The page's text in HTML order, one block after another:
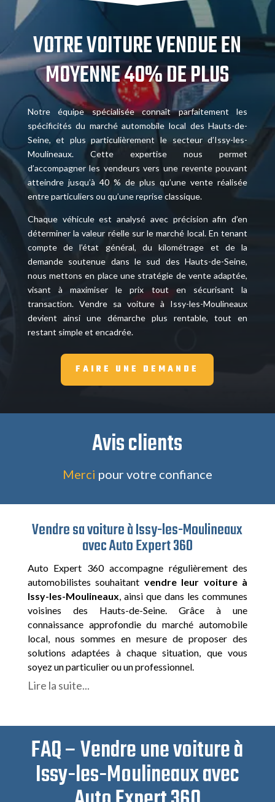
VOTRE VOITURE VENDUE EN
MOYENNE 40% DE PLUS
Notre équipe spécialisée connaît parfaitement les
spécificités du marché automobile local des Hauts-de-
Seine, et plus particulièrement le secteur d’Issy-les-
Moulineaux. Cette expertise nous permet
d’accompagner les vendeurs vers une revente pouvant
atteindre jusqu’à 40 % de plus qu’une vente réalisée
entre particuliers ou qu’une reprise classique.
Chaque véhicule est analysé avec précision afin d’en
déterminer la valeur réelle sur le marché local. En tenant
compte de l’état général, du kilométrage et de la
demande soutenue dans le sud des Hauts-de-Seine,
nous mettons en place une stratégie de vente adaptée,
visant à maximiser le prix tout en sécurisant la
transaction. Vendre sa voiture à Issy-les-Moulineaux
devient ainsi une démarche plus rentable, tout en
restant simple et encadrée.
FAIRE UNE DEMANDE
Avis clients
Merci pour votre confiance
Vendre sa voiture à Issy-les-Moulineaux
avec Auto Expert 360
Auto Expert 360 accompagne régulièrement des
automobilistes souhaitant vendre leur voiture à
Issy-les-Moulineaux , ainsi que dans les communes
voisines des Hauts-de-Seine. Grâce à une
connaissance approfondie du marché automobile
local, nous sommes en mesure de proposer des
solutions adaptées à chaque situation, que vous
soyez un particulier ou un professionnel.
Lire la suite...
FAQ – Vendre une voiture à
Issy-les-Moulineaux avec